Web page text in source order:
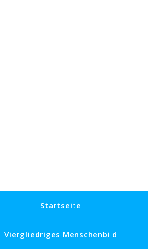
Startseite
Viergliedriges Menschenbild